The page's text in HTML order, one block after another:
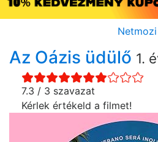
Netmozi
Az Oázis üdülő 1.
7.3 / 3 szavazat
Kérlek értékeld a filmet!